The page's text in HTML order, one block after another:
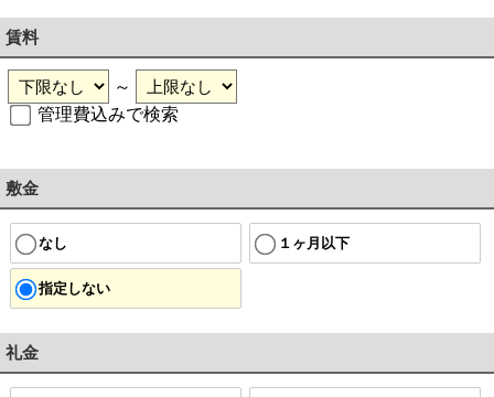
賃料
～
管理費込みで検索
敷金
なし １ヶ月以下
指定しない
礼金